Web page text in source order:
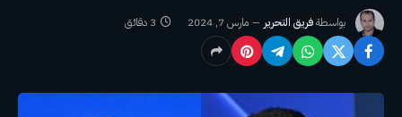
بواسطةفريق التحرير مارس 7, 2024 3 دقائق